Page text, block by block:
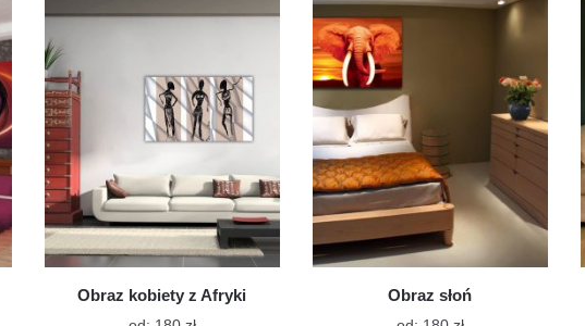
wybrać
na
stronie
wariantów.
wybrać
produktu
Obraz kobiety z Afryki Obraz słoń